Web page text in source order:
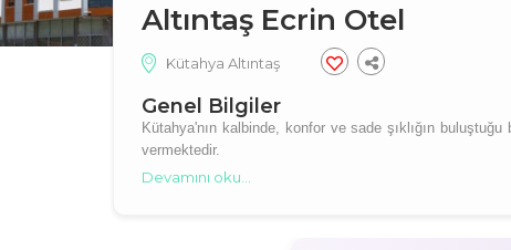
Altıntaş Ecrin Otel
Kütahya Altıntaş
Genel Bilgiler
Kütahya'nın kalbinde, konfor ve sade şıklığın
vermektedir.
Devamını oku...